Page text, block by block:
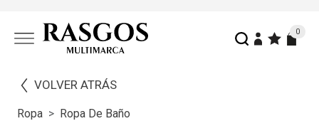
0
VOLVER ATRÁS
Ropa
Ropa De Baño